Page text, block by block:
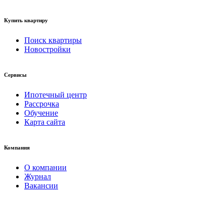
Купить квартиру
Поиск квартиры
Новостройки
Сервисы
Ипотечный центр
Рассрочка
Обучение
Карта сайта
Компания
О компании
Журнал
Вакансии